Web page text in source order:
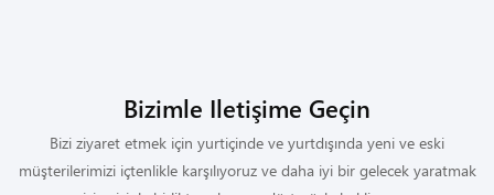
Bizimle Iletişime Geçin
Bizi ziyaret etmek için yurtiçinde ve yurtdışında yeni ve eski
müşterilerimizi içtenlikle karşılıyoruz ve daha iyi bir gelecek yaratmak